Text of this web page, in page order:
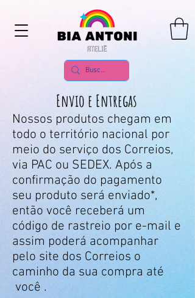
Envio e Entregas
Nossos produtos chegam em
todo o território nacional por
meio do serviço dos Correios,
via PAC ou SEDEX. Após a
confirmação do pagamento
seu produto será enviado*,
então você receberá um
código de rastreio por e-mail e
assim poderá acompanhar
pelo site dos Correios o
caminho da sua compra até
você .